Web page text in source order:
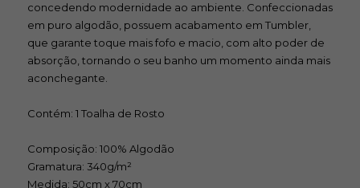
concedendo modernidade ao ambiente. Confeccionadas
em puro algodão, possuem acabamento em Tumbler,
que garante toque mais fofo e macio, com alto poder de
absorção, tornando o seu banho um momento ainda mais
aconchegante.
Contém: 1 Toalha de Rosto
Composição: 100% Algodão
Gramatura: 340g/m²
Medida: 50cm x 70cm